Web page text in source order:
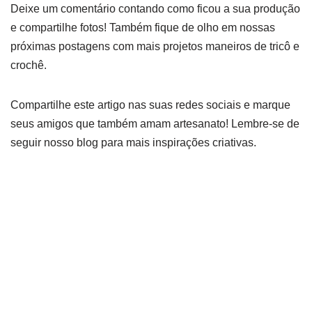
Deixe um comentário contando como ficou a sua produção
e compartilhe fotos! Também fique de olho em nossas
próximas postagens com mais projetos maneiros de tricô e
crochê.
Compartilhe este artigo nas suas redes sociais e marque
seus amigos que também amam artesanato! Lembre-se de
seguir nosso blog para mais inspirações criativas.